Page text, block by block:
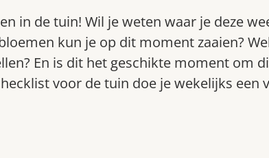
in de tuin! Wil je weten waar je deze
kun je op dit moment zaaien?
En is dit het geschikte moment om
voor de tuin doe je wekelijks een